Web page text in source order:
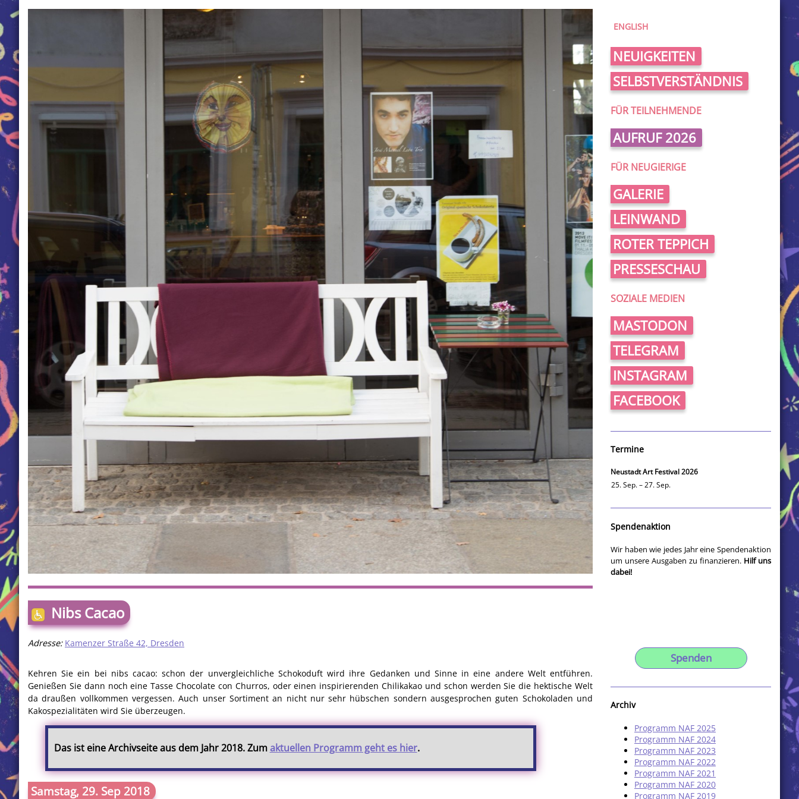
Nibs Cacao
Adresse: Kamenzer Straße 42, Dresden
Kehren Sie ein bei nibs cacao: schon der unvergleichliche Schokoduft wird ihre Gedanken und Sinne in eine andere Welt entführen.
Genießen Sie dann noch eine Tasse Chocolate con Churros, oder einen inspirierenden Chilikakao und schon werden Sie die hektische Welt
da draußen vollkommen vergessen. Auch unser Sortiment an nicht nur sehr hübschen sondern ausgesprochen guten Schokoladen und
Kakospezialitäten wird Sie überzeugen.
Das ist eine Archivseite aus dem Jahr 2018. Zumaktuellen Programm geht es hier.
Samstag, 29. Sep 2018
ENGLISH
NEUIGKEITEN
SELBSTVERSTÄNDNIS
FÜR TEILNEHMENDE
AUFRUF 2026
FÜR NEUGIERIGE
GALERIE
LEINWAND
ROTER TEPPICH
PRESSESCHAU
SOZIALE MEDIEN
MASTODON
TELEGRAM
INSTAGRAM
FACEBOOK
Termine
Neustadt Art Festival 2026
25. Sep. – 27. Sep.
Spendenaktion
Wir haben wie jedes Jahr eine Spendenaktion
um unsere Ausgaben zu finanzieren. Hilf uns
dabei!
Spenden
Archiv
Programm NAF 2025
Programm NAF 2024
Programm NAF 2023
Programm NAF 2022
Programm NAF 2021
Programm NAF 2020
Programm NAF 2019